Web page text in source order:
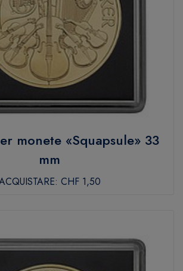
monete «Squapsule» 33
mm
CHF 1,50